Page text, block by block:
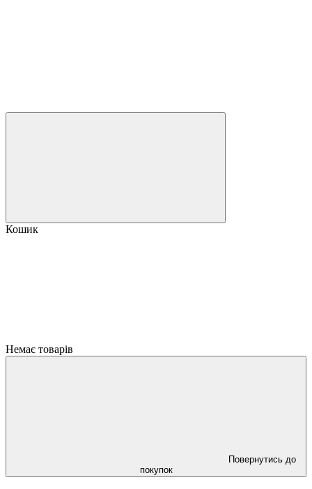
Кошик
Немає товарів
Повернутись до
покупок